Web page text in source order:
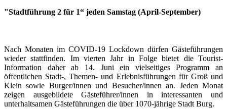
"Stadtführung 2 für 1“ jeden Samstag (April-September)
Nach Monaten im COVID-19 Lockdown dürfen Gästeführungen
wieder stattfinden. Im vierten Jahr in Folge bietet die Tourist-
Information daher ab 14. Juni ein vielseitiges Programm an
öffentlichen Stadt-, Themen- und Erlebnisführungen für Groß und
Klein sowie Burger/innen und Besucher/innen an. Jeden Monat
zeigen ausgebildete Gästeführer/innen in interessanten und
unterhaltsamen Gästeführungen die über 1070-jährige Stadt Burg.